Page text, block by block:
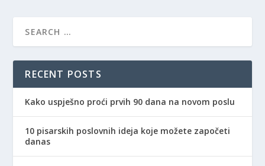
RECENT POSTS
Kako uspješno proći prvih 90 dana na novom poslu
10 pisarskih poslovnih ideja koje možete započeti
danas